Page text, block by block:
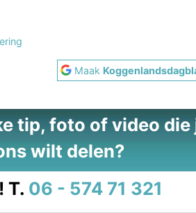
Maak
tip, foto of video die
wilt delen?
T. 06 - 574 71 321